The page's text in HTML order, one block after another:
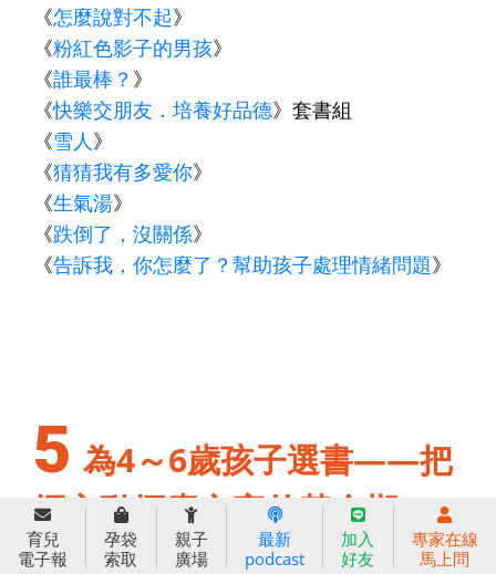
《怎麼說對不起》
《粉紅色影子的男孩》
《誰最棒？ 》
《快樂交朋友．培養好品德》套書組
《雪人 》
《猜猜我有多愛你》
《生氣湯》
《跌倒了，沒關係》
《告訴我，你怎麼了？幫助孩子處理情緒問題》
5 為4～6歲孩子選書——把
握主動探索文字的黃金期
豐富的閱讀環境和安排親子共讀時間，是
育兒
電子報
孕袋
索取
親子
廣場
最新
podcast
加入
好友
專家在線
馬上問